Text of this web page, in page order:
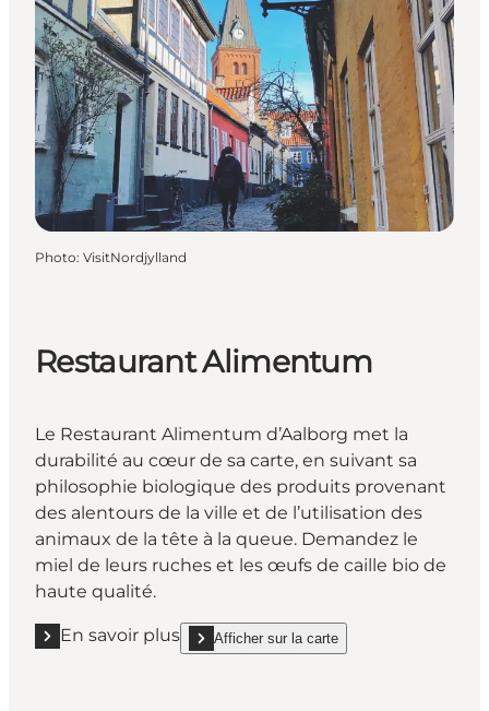
Photo: VisitNordjylland
Restaurant Alimentum
Le Restaurant Alimentum d’Aalborg met la
durabilité au cœur de sa carte, en suivant sa
philosophie biologique des produits provenant
des alentours de la ville et de l’utilisation des
animaux de la tête à la queue. Demandez le
miel de leurs ruches et les œufs de caille bio de
haute qualité.
En savoir plus
En savoir plus "Restaurant Alimentum"
Afficher sur la carte
show Restaurant Alimentum on_map